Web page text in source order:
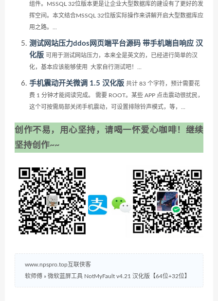
组件。MSSQL 32位版本更是让企业大型数据库的建设有了更好的发
挥空间。本文结合MSSQL 32位版实际操作来讲解开启大型数据库应
用之路。...
测试网站压力ddos网页端平台源码 带手机端自响应 汉
化版 可用于测试网站压力，本来全是英文的，已经进行简单的汉
化，基本应该能够使用 大家自行测试吧！...
手机震动开关微调 1.5 汉化版 共计 83 个字符，预计需要花
费 1 分钟才能阅读完成。 需要 ROOT。某些 APP 点击震动很扰民，
这个可按需局部关闭手机震动，可设置排除铃声模式，等，...
创作不易，用心坚持，请喝一怀爱心咖啡！继续
坚持创作~~
www.npspro.top互联侠客
软师傅 » 微软蓝屏工具 NotMyFault v4.21 汉化版【64位+32位】